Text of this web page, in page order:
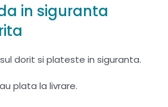
in siguranta
dorit si plateste in siguranta.
plata la livrare.